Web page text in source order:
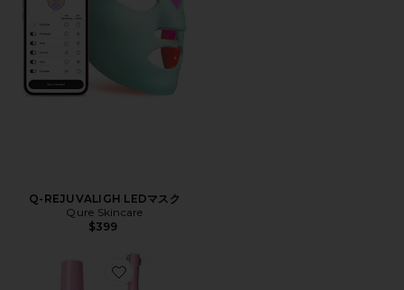
Q-REJUVALIGH LEDマスク
Qure Skincare
$399
Favorite BAREFUZZ フェイシャルダーマプレーナー